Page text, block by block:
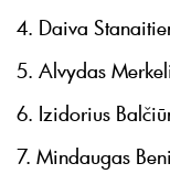
4. Daiva
5. Alvydas
6. Izidorius
7. Mindaugas